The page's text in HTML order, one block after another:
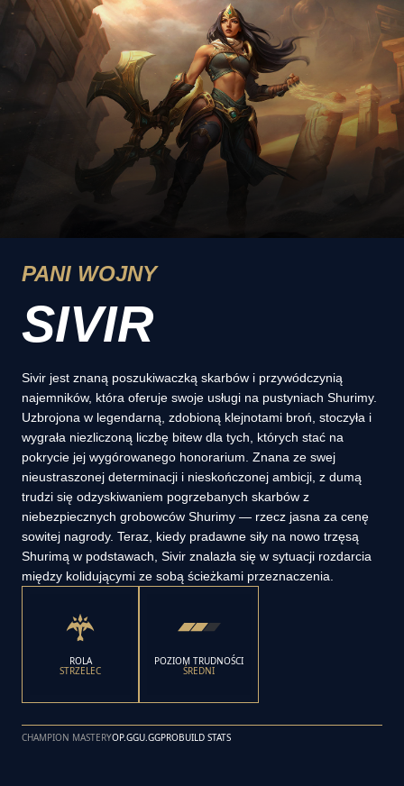
PANI WOJNY
SIVIR
Sivir jest znaną poszukiwaczką skarbów i przywódczynią
najemników, która oferuje swoje usługi na pustyniach Shurimy.
Uzbrojona w legendarną, zdobioną klejnotami broń, stoczyła i
wygrała niezliczoną liczbę bitew dla tych, których stać na
pokrycie jej wygórowanego honorarium. Znana ze swej
nieustraszonej determinacji i nieskończonej ambicji, z dumą
trudzi się odzyskiwaniem pogrzebanych skarbów z
niebezpiecznych grobowców Shurimy — rzecz jasna za cenę
sowitej nagrody. Teraz, kiedy pradawne siły na nowo trzęsą
Shurimą w podstawach, Sivir znalazła się w sytuacji rozdarcia
między kolidującymi ze sobą ścieżkami przeznaczenia.
ROLA
STRZELEC
POZIOM TRUDNOŚCI
ŚREDNI
CHAMPION MASTERYOP.GGU.GGPROBUILD STATS